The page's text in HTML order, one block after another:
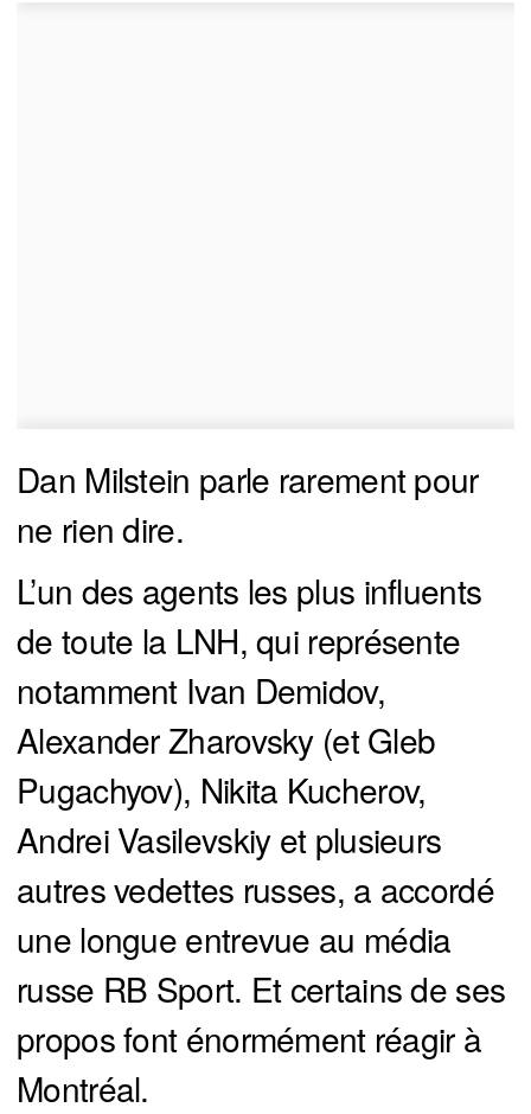
Dan Milstein parle rarement pour
ne rien dire.
L’un des agents les plus influents
de toute la LNH, qui représente
notamment Ivan Demidov,
Alexander Zharovsky (et Gleb
Pugachyov), Nikita Kucherov,
Andrei Vasilevskiy et plusieurs
autres vedettes russes, a accordé
une longue entrevue au média
russe RB Sport. Et certains de ses
propos font énormément réagir à
Montréal.